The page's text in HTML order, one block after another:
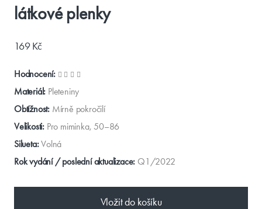
látkové plenky
169 Kč
Hodnocení:
Materiál: Pleteniny
Obtížnost: Mírně pokročilí
Velikosti: Pro miminka, 50–86
Silueta: Volná
Rok vydání / poslední aktualizace: Q1/2022
Vložit do košíku